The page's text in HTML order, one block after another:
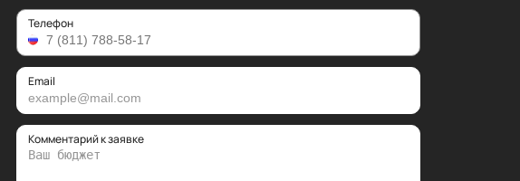
Телефон
Email
Комментарий к заявке